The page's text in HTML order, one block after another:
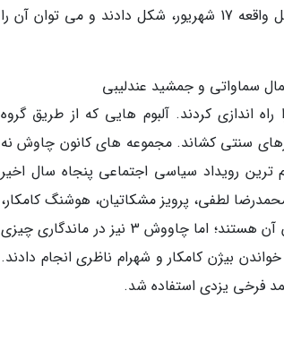
موسیقی دانان سازمان رادیو تلویزیون ملی ایران از جمله گروه شیدا، به دلیل واقعه 17 شهریور، شکل دادند و می توان آن را
سماواتی و جمشید عندلیبی
اندازی کردند. آلبوم هایی که از طریق گروه
سنتی کشاند. مجموعه های کانون چاوش نه
رویداد سیاسی اجتماعی پنجاه سال اخیر
است که محمدرضا لطفی، پرویز مشکاتیان، هوشنگ کامکار،
حسین علیزاده آهنگسازان آن و محمدرضا شجریان، شهرام ناظری خوانندگان آن هستند؛ اما چاووش 3 نیز در ماندگاری چیزی
خواندن بیژن کامکار و شهرام ناظری انجام دادند.
فرخی یزدی استفاده شد.